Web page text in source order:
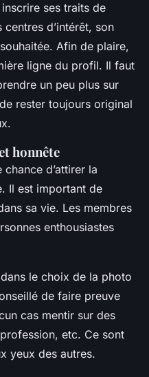
ses traits de
d’intérêt, son
Afin de plaire,
ligne du profil. Il faut
un peu plus sur
rester toujours original
honnête
d’attirer la
Il est important de
sa vie. Les membres
enthousiastes
le choix de la photo
de faire preuve
cas mentir sur des
etc. Ce sont
yeux des autres.